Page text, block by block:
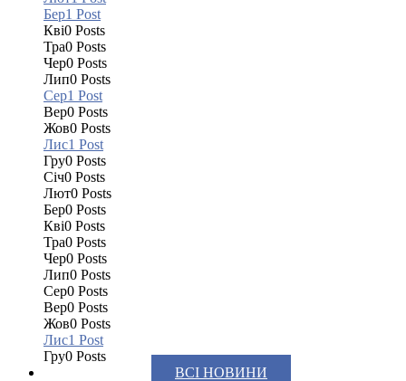
Бер1 Post
Кві0 Posts
Тра0 Posts
Чер0 Posts
Лип0 Posts
Сер1 Post
Вер0 Posts
Жов0 Posts
Лис1 Post
Гру0 Posts
Січ0 Posts
Лют0 Posts
Бер0 Posts
Кві0 Posts
Тра0 Posts
Чер0 Posts
Лип0 Posts
Сер0 Posts
Вер0 Posts
Жов0 Posts
Лис1 Post
Гру0 Posts
ВСІ НОВИНИ